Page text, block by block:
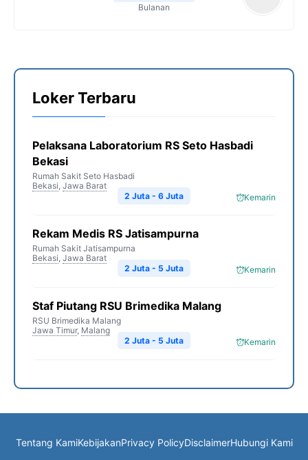
Bulanan
Loker Terbaru
Pelaksana Laboratorium RS Seto Hasbadi
Bekasi
Rumah Sakit Seto Hasbadi
Bekasi, Jawa Barat
Kemarin
2 Juta - 6 Juta
Rekam Medis RS Jatisampurna
Rumah Sakit Jatisampurna
Bekasi, Jawa Barat
Kemarin
2 Juta - 5 Juta
Staf Piutang RSU Brimedika Malang
RSU Brimedika Malang
Jawa Timur, Malang
Kemarin
2 Juta - 5 Juta
Tentang KamiKebijakanPrivacy PolicyDisclaimerHubungi Kami